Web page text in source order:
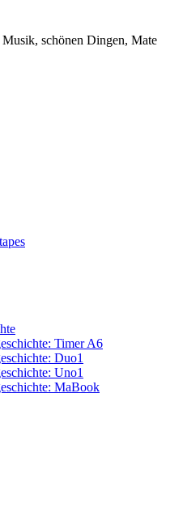
schönen Dingen, Mate
Timer A6
Duo1
Uno1
MaBook